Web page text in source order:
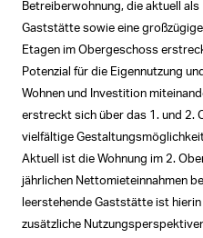
Betreiberwohnung, die aktuell
Gaststätte sowie eine
Etagen im Obergeschoss
Potenzial für die Eigennutzung
Wohnen und Investition
erstreckt sich über das 1. und 2.
vielfältige
Aktuell ist die Wohnung im 2.
jährlichen Nettomieteinnahmen
leerstehende Gaststätte ist
zusätzliche